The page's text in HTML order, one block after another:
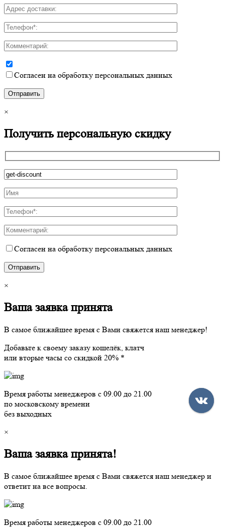
Согласен на обработку персональных данных
×
Получить персональную скидку
Согласен на обработку персональных данных
×
Ваша заявка принята
В самое ближайшее время с Вами свяжется наш менеджер!
Добавьте к своему заказу кошелёк, клатч
или вторые часы со скидкой 20% *
Время работы менеджеров с 09.00 до 21.00
по московскому времени
без выходных
×
Ваша заявка принята!
В самое ближайшее время с Вами свяжется наш менеджер и
ответит на все вопросы.
Время работы менеджеров с 09.00 до 21.00